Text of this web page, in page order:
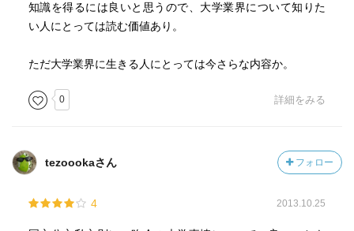
知識を得るには良いと思うので、大学業界について知りた
い人にとっては読む価値あり。
ただ大学業界に生きる人にとっては今さらな内容か。
0 詳細をみる
tezoookaさん フォロー
4 2013.10.25